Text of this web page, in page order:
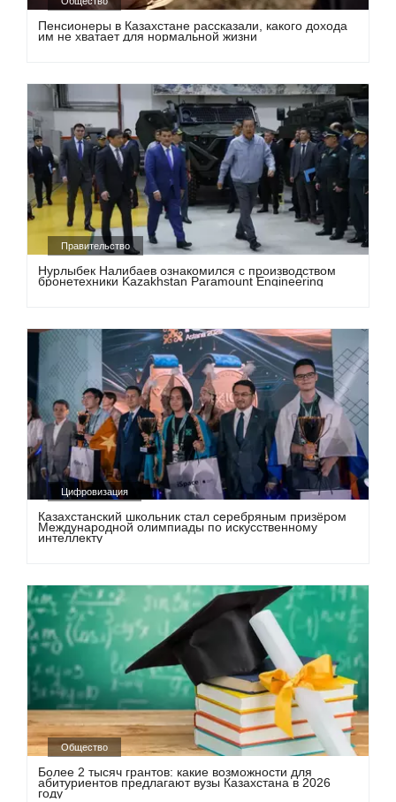
Пенсионеры в Казахстане рассказали, какого дохода
им не хватает для нормальной жизни
Правительство
Нурлыбек Налибаев ознакомился с производством
бронетехники Kazakhstan Paramount Engineering
Цифровизация
Казахстанский школьник стал серебряным призёром
Международной олимпиады по искусственному
интеллекту
Общество
Более 2 тысяч грантов: какие возможности для
абитуриентов предлагают вузы Казахстана в 2026
году